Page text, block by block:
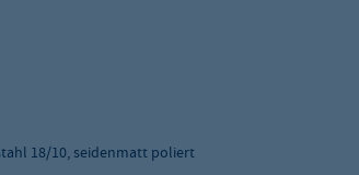
18/10, seidenmatt poliert